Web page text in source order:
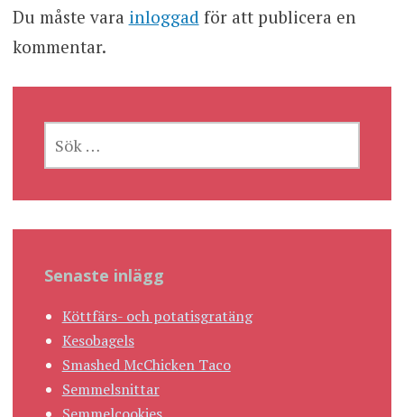
Du måste vara inloggad för att publicera en
kommentar.
EFTER:
Senaste inlägg
Köttfärs- och potatisgratäng
Kesobagels
Smashed McChicken Taco
Semmelsnittar